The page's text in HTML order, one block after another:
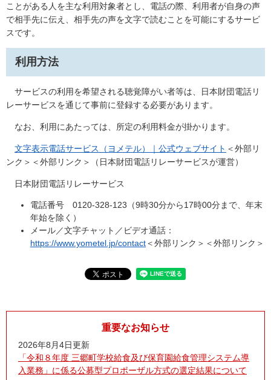
ことがある人を主な利用対象者とし、電話の際、利用者が自身の声
で相手先に伝え、相手先の声を文字で読むことを可能にするサービ
スです。
利用方法
サービス​の利用を希望される聴覚障がい者等は、日本財団電話リ
レーサービスを通じて事前に登録する必要があります。
なお、利用にあたっては、所定の利用料金が掛かります。
文字表示電話サービス（ヨメテル）｜公式ウェブサイト ＜外部リ
ンク＞ ＜外部リンク＞（日本財団電話リレーサービスが運営）
日本財団電話リレーサービス
電話番号 0120-328-123（9時30分から17時00分まで、年末
年始を除く）
メール／文字チャット／ビデオ通話：
https://www.yometel.jp/contact＜外部リンク＞ ＜外部リンク＞
重要なお知らせ
2026年8月4日更新
「令和８年度 三郷町学校給食及び保育園給食管理システム導
入業務」に係る公募型プロポーザル方式の選定結果について